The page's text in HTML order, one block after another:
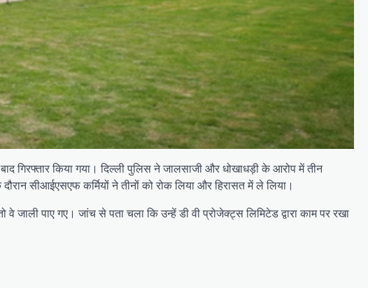
गिरफ्तार किया गया। दिल्ली पुलिस ने जालसाजी और धोखाधड़ी के आरोप में तीन
सीआईएसएफ कर्मियों ने तीनों को रोक लिया और हिरासत में ले लिया।
पाए गए। जांच से पता चला कि उन्हें डी वी प्रोजेक्ट्स लिमिटेड द्वारा काम पर रखा